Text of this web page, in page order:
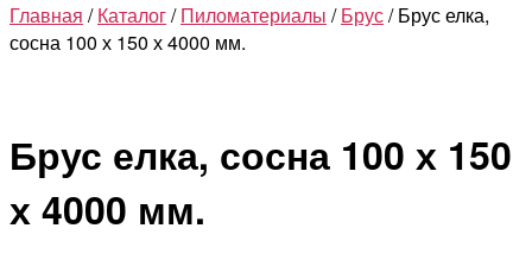
Главная /Каталог/Пиломатериалы /Брус/ Брус елка,
сосна 100 х 150 х 4000 мм.
Брус елка, сосна 100 х 150
х 4000 мм.